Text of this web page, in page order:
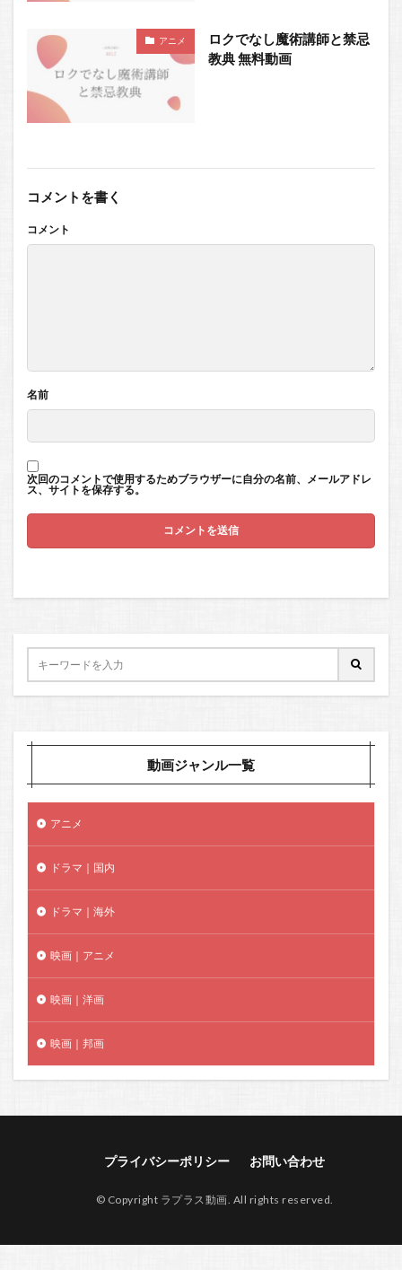
アニメ
ロクでなし魔術講師と禁忌
教典 無料動画
コメントを書く
コメント
名前
次回のコメントで使用するためブラウザーに自分の名前、メールアドレ
ス、サイトを保存する。
動画ジャンル一覧
アニメ
ドラマ｜国内
ドラマ｜海外
映画｜アニメ
映画｜洋画
映画｜邦画
プライバシーポリシー お問い合わせ
© Copyright ラプラス動画. All rights reserved.